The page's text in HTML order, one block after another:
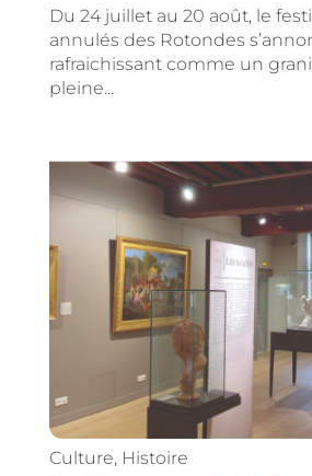
Du 24 juillet au 20 août, le
annulés des Rotondes
rafraichissant comme un
pleine...
Culture, Histoire